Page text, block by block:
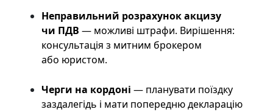
Неправильний розрахунок акцизу
чи ПДВ — можливі штрафи. Вирішення:
консультація з митним брокером
або юристом.
Черги на кордоні — планувати поїздку
заздалегідь і мати попередню декларацію